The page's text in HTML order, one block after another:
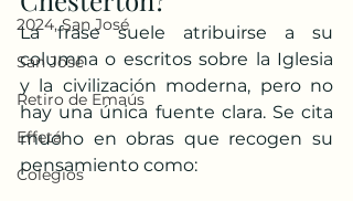
2024, San José
San José
Retiro de Emaús
Effetá
Colegios
La frase suele atribuirse a su
columna o escritos sobre la Iglesia
y la civilización moderna, pero no
hay una única fuente clara. Se cita
mucho en obras que recogen su
pensamiento como: